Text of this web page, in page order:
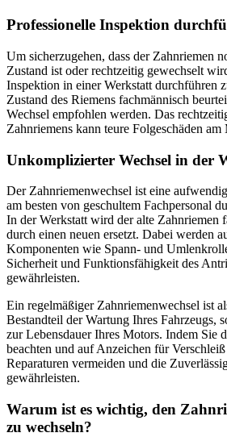
Professionelle Inspektion
Um sicherzugehen, dass der Zahnriemen
Zustand ist oder rechtzeitig gewechselt
Inspektion in einer Werkstatt durchführen
Zustand des Riemens fachmännisch
Wechsel empfohlen werden. Das
Zahnriemens kann teure Folgeschäden
Unkomplizierter Wechsel in der
Der Zahnriemenwechsel ist eine
am besten von geschultem Fachpersonal
In der Werkstatt wird der alte Zahnriemen
durch einen neuen ersetzt. Dabei werden
Komponenten wie Spann- und
Sicherheit und Funktionsfähigkeit des
gewährleisten.
Ein regelmäßiger Zahnriemenwechsel ist
Bestandteil der Wartung Ihres Fahrzeugs,
zur Lebensdauer Ihres Motors. Indem Sie
beachten und auf Anzeichen für
Reparaturen vermeiden und die
gewährleisten.
Warum ist es wichtig, den
zu wechseln?